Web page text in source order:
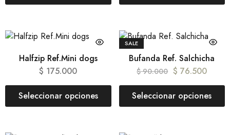
Halfzip Ref.Mini dogs
$ 175.000
Seleccionar opciones
SALE
Bufanda Ref. Salchicha
$90.000 $ 76.500
Seleccionar opciones